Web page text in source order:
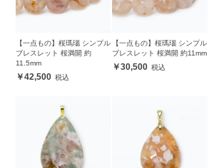
【一点もの】桜瑪瑙 シンプル
ブレスレット 桜満開 約
11.5mm
42,500
【一点もの】桜瑪瑙 シンプル
ブレスレット 桜満開 約11mm
30,500